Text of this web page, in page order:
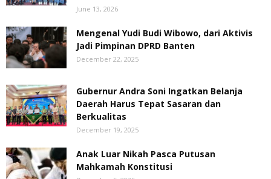
June 13, 2026
Mengenal Yudi Budi Wibowo, dari Aktivis
Jadi Pimpinan DPRD Banten
December 22, 2025
Gubernur Andra Soni Ingatkan Belanja
Daerah Harus Tepat Sasaran dan
Berkualitas
December 19, 2025
Anak Luar Nikah Pasca Putusan
Mahkamah Konstitusi